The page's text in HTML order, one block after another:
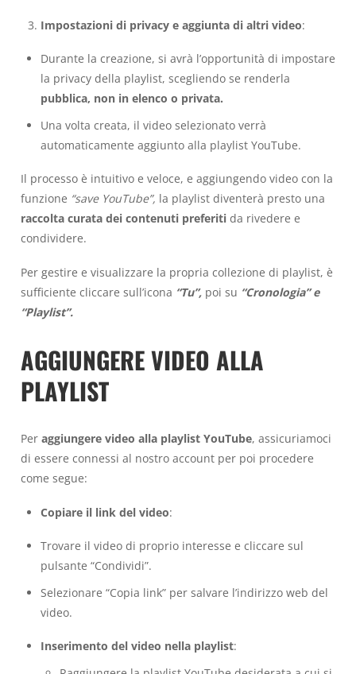
Impostazioni di privacy e aggiunta di altri video:
Durante la creazione, si avrà l’opportunità di impostare
la privacy della playlist, scegliendo se renderla
pubblica, non in elenco o privata.
Una volta creata, il video selezionato verrà
automaticamente aggiunto alla playlist YouTube.
Il processo è intuitivo e veloce, e aggiungendo video con la
funzione “save YouTube”, la playlist diventerà presto una
raccolta curata dei contenuti preferiti da rivedere e
condividere.
Per gestire e visualizzare la propria collezione di playlist, è
sufficiente cliccare sull’icona “Tu”, poi su “Cronologia” e
“Playlist”.
AGGIUNGERE VIDEO ALLA
PLAYLIST
Per aggiungere video alla playlist YouTube, assicuriamoci
di essere connessi al nostro account per poi procedere
come segue:
Copiare il link del video:
Trovare il video di proprio interesse e cliccare sul
pulsante “Condividi”.
Selezionare “Copia link” per salvare l’indirizzo web del
video.
Inserimento del video nella playlist: